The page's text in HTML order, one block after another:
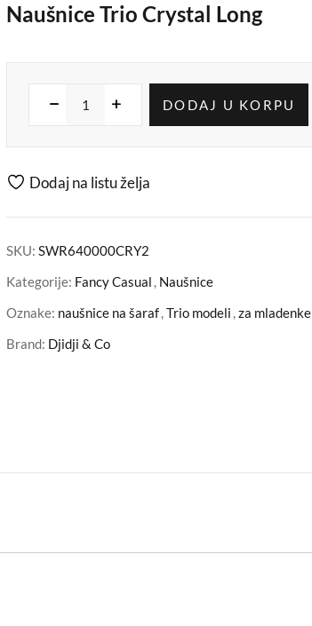
Naušnice Trio Crystal Long
DODAJ U KORPU
Dodaj na listu želja
SKU: SWR640000CRY2
Kategorije: Fancy Casual , Naušnice
Oznake: naušnice na šaraf,Trio modeli ,za mladenke
Brand: Djidji & Co